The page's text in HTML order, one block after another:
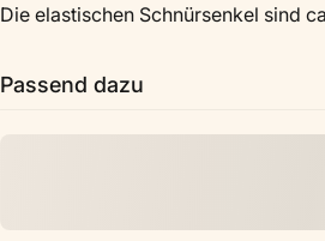
Die elastischen Schnürsenkel sind
Passend dazu